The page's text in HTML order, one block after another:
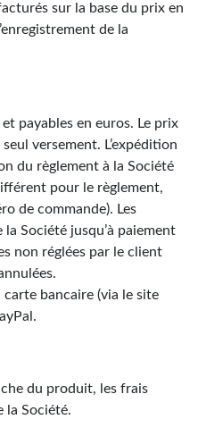
sur la base du prix en
de la
payables en euros. Le prix
versement. L’expédition
du règlement à la Société
pour le règlement,
de commande). Les
Société jusqu’à paiement
non réglées par le client
carte bancaire (via le site
du produit, les frais
la Société.